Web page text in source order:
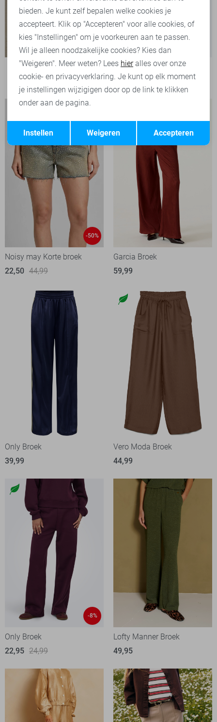
Jacqueline de Yong Broek
39,99
-50%
Noisy may Korte broek
22,50 44,99
Garcia Broek
59,99
Only Broek
39,99
Vero Moda Broek
44,99
-8%
Only Broek
22,95 24,99
Lofty Manner Broek
49,95
Terug Opslaan
bieden. Je kunt zelf bepalen welke cookies je
accepteert. Klik op "Accepteren" voor alle cookies, of
kies "Instellingen" om je voorkeuren aan te passen.
Wil je alleen noodzakelijke cookies? Kies dan
"Weigeren". Meer weten? Lees hieralles over onze
cookie- en privacyverklaring. Je kunt op elk moment
je instellingen wijzigigen door op de link te klikken
onder aan de pagina.
Accepteren
Weigeren
Instellen